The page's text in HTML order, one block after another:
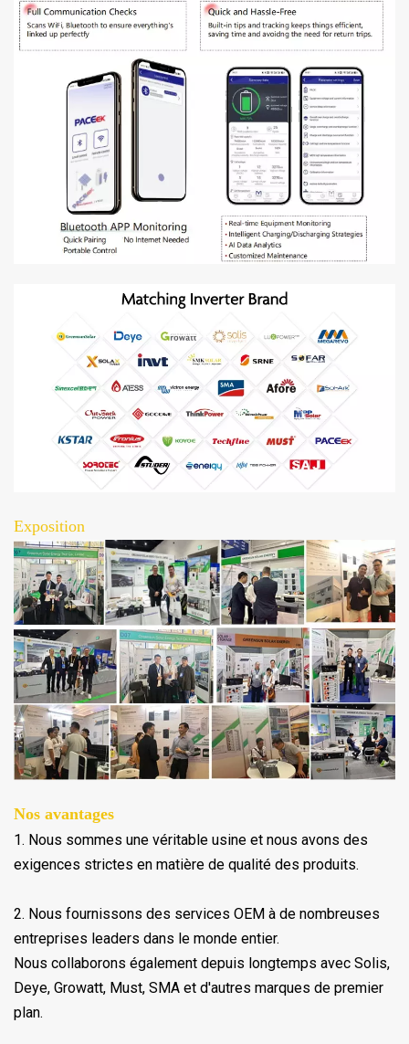
Exposition
Nos avantages
1. Nous sommes une véritable usine et nous avons des
exigences strictes en matière de qualité des produits.
2. Nous fournissons des services OEM à de nombreuses
entreprises leaders dans le monde entier.
Nous collaborons également depuis longtemps avec Solis,
Deye, Growatt, Must, SMA et d'autres marques de premier
plan.